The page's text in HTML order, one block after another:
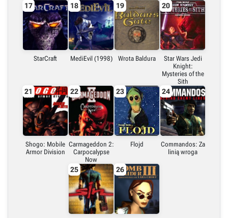
17
StarCraft
18
MediEvil (1998)
19
Wrota Baldura
20
Star Wars Jedi
Knight:
Mysteries of the
Sith
21
Shogo: Mobile
Armor Division
22
Carmageddon 2:
Carpocalypse
Now
23
Flojd
24
Commandos: Za
linią wroga
25 26